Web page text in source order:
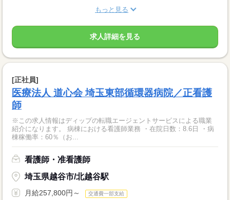
もっと見る
求人詳細を見る
[正社員]
医療法人 道心会 埼玉東部循環器病院／正看護
師
※この求人情報はディップの転職エージェントサービスによる職業
紹介になります。 病棟における看護師業務 ・在院日数：8.6日 ・病
棟稼働率：60％（お...
看護師・准看護師
埼玉県越谷市/北越谷駅
月給257,800円～ 交通費一部支給